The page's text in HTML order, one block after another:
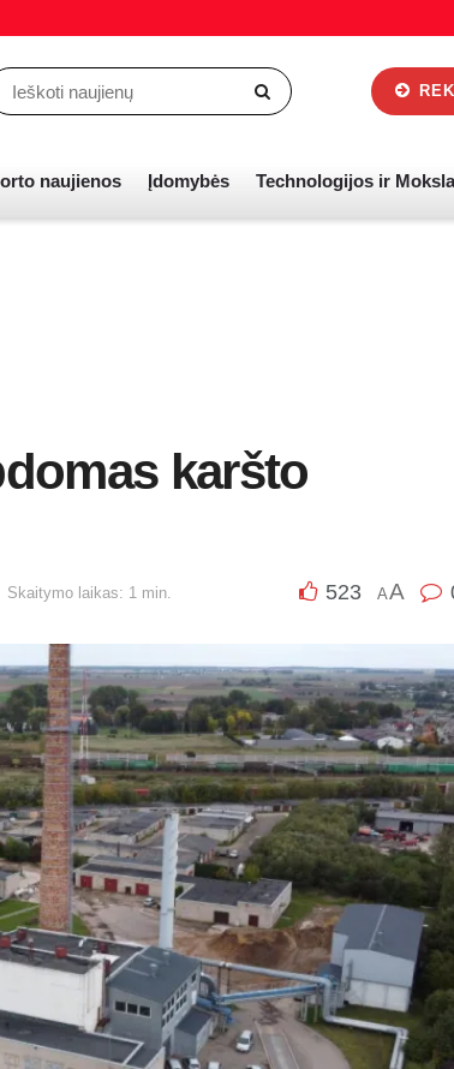
naujienos Įdomybės Technologijos ir
karšto
Skaitymo laikas: 1 min. 523 AA